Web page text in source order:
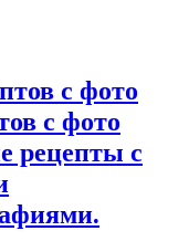
с фото
рецепты с